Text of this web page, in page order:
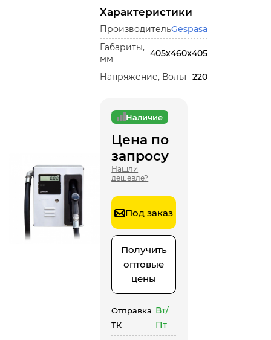
Характеристики
ПроизводительGespasa
Габариты,
мм
405x460x405
Напряжение, Вольт 220
Наличие
Цена по
запросу
Нашли
дешевле?
Под заказ
Получить
оптовые
цены
Отправка
ТК
Вт/
Пт